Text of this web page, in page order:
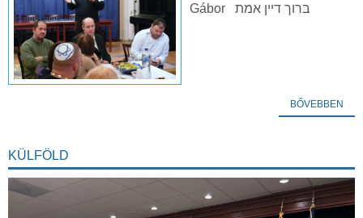
Gábor ברוך דיין אמת
BŐVEBBEN
KÜLFÖLD